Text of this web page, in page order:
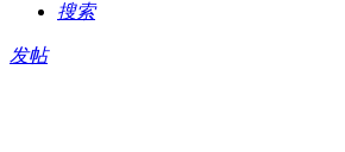
搜索
发帖